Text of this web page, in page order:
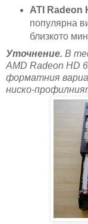
ATI Radeon
популярна
близкото
Уточнение. В
AMD Radeon HD
форматния
ниско-